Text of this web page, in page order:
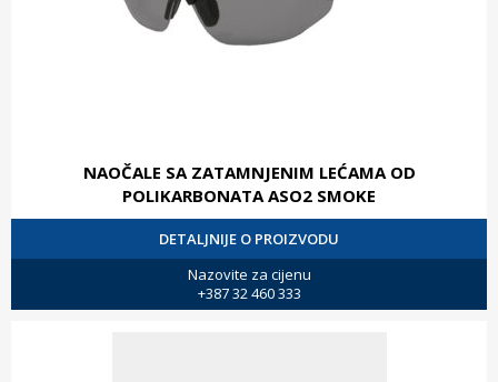
NAOČALE SA ZATAMNJENIM LEĆAMA OD
POLIKARBONATA ASO2 SMOKE
DETALJNIJE O PROIZVODU
Nazovite za cijenu
+387 32 460 333